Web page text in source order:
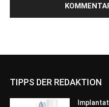
TIPPS DER REDAKTION